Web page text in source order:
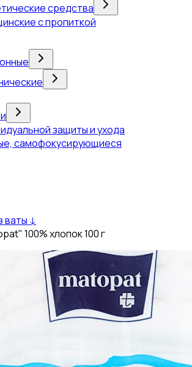
средства
с пропиткой
защиты и ухода
самофокусирующиеся
ваты ↓
100% хлопок 100 г